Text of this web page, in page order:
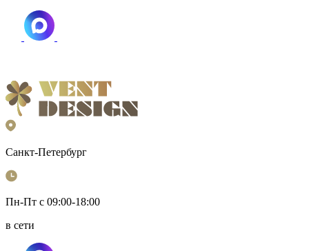
Санкт-Петербург
Пн-Пт с 09:00-18:00
в сети